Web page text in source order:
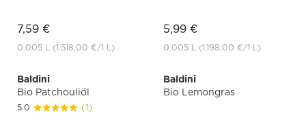
7,59 €
0.005 L (1.518,00 €/1 L)
5,99 €
0.005 L (1.198,00 €/1 L)
Baldini
Bio Patchouliöl
5.0 (1)
Baldini
Bio Lemongras